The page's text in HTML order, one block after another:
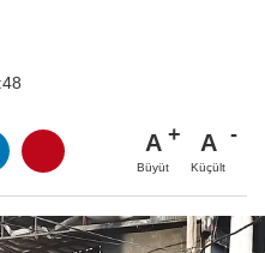
A
Büyüt
A
Küçült